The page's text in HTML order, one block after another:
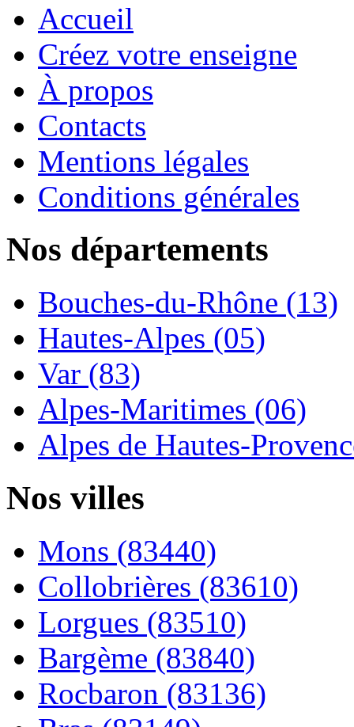
Accueil
Créez votre enseigne
À propos
Contacts
Mentions légales
Conditions générales
Nos départements
Bouches-du-Rhône (13)
Hautes-Alpes (05)
Var (83)
Alpes-Maritimes (06)
Alpes de Hautes-
Nos villes
Mons (83440)
Collobrières (83610)
Lorgues (83510)
Bargème (83840)
Rocbaron (83136)